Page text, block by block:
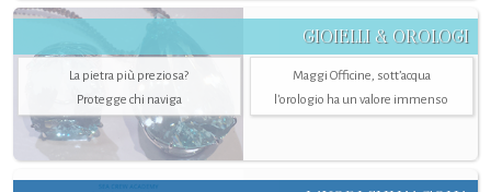
GIOIELLI & OROLOGI
La pietra più preziosa?
Protegge chi naviga
Maggi Officine, sott’acqua
l'orologio ha un valore immenso